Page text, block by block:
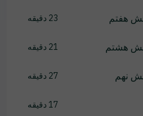
هفتم 23 دقیقه
هشتم 21 دقیقه
نهم 27 دقیقه
17 دقیقه